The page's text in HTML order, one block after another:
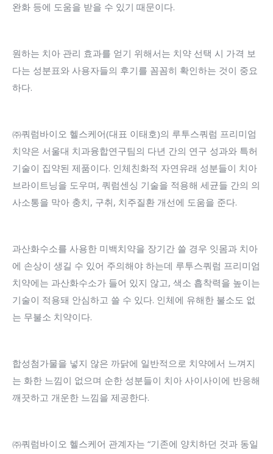
완화 등에 도움을 받을 수 있기 때문이다.
원하는 치아 관리 효과를 얻기 위해서는 치약 선택 시 가격 보
다는 성분표와 사용자들의 후기를 꼼꼼히 확인하는 것이 중요
하다.
㈜쿼럼바이오 헬스케어(대표 이태호)의 루투스쿼럼 프리미엄
치약은 서울대 치과융합연구팀의 다년 간의 연구 성과와 특허
기술이 집약된 제품이다. 인체친화적 자연유래 성분들이 치아
브라이트닝을 도우며, 쿼럼센싱 기술을 적용해 세균들 간의 의
사소통을 막아 충치, 구취, 치주질환 개선에 도움을 준다.
과산화수소를 사용한 미백치약을 장기간 쓸 경우 잇몸과 치아
에 손상이 생길 수 있어 주의해야 하는데 루투스쿼럼 프리미엄
치약에는 과산화수소가 들어 있지 않고, 색소 흡착력을 높이는
기술이 적용돼 안심하고 쓸 수 있다. 인체에 유해한 불소도 없
는 무불소 치약이다.
합성첨가물을 넣지 않은 까닭에 일반적으로 치약에서 느껴지
는 화한 느낌이 없으며 순한 성분들이 치아 사이사이에 반응해
깨끗하고 개운한 느낌을 제공한다.
㈜쿼럼바이오 헬스케어 관계자는 “기존에 양치하던 것과 동일